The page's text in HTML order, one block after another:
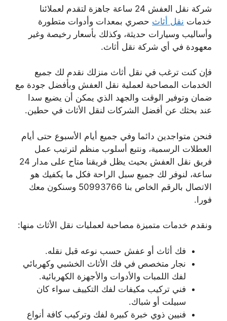
شركة نقل العفش 24 ساعة جاهزة لتقدم لعملائنا
خدمات نقل أثاث حصري بمعدات وأدوات متطورة
وأساليب وسيارات حديثة، وكذلك بأسعار رخيصة وغير
معهودة في أي شركة نقل أثاث.
فإن كنت ترغب في نقل أثاث منزلك نقدم لك جميع
الخدمات المصاحبة لعملية نقل العفش وبأفضل جودة مع
ضمان وتوفير الوقت والجهد الذي يمكن أن يضيع سدا
عند بحثك عن أفضل الشركات لنقل الأثاث في حطين.
فنحن متواجدين دائما وفي جميع أيام الأسبوع حتى أيام
العطلات الرسمية، ونتبع أسلوب منظم لترتيب عمل
فريق نقل العفش بحيث يظل فريقنا متاح على مدار 24
ساعة، لنوفر لك جميع سبل الراحة فكل ما يكفيك هو
الاتصال بالرقم الخاص بنا 50993766 وسنكون معك
فورا.
ونقدم خدمات متميزة مصاحبة لعمليات نقل الأثاث منها:
فك أثاث أو عفش حسب نوعه قبل نقله.
نجار متخصص في فك الأثاث الخشبي وكهربائي
لفك اللمبات والأدوات والأجهزة الكهربائية.
فني تركيب مكيفات لفك التكييف سواء كان
سبيلت أو شباك.
فنيين ذوي خبرة كبيرة لفك وتركيب كافة أنواع